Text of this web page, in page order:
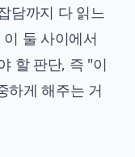
담까지 다 읽느
둘 사이에서
할 판단, 즉 "이
하게 해주는 거